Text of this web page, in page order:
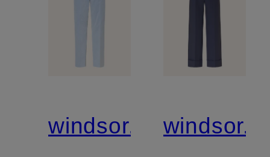
windsor.
windsor.